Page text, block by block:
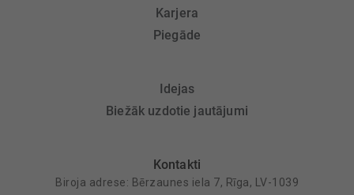
Karjera
Piegāde
Idejas
Biežāk uzdotie jautājumi
Kontakti
Biroja adrese: Bērzaunes iela 7, Rīga, LV-1039